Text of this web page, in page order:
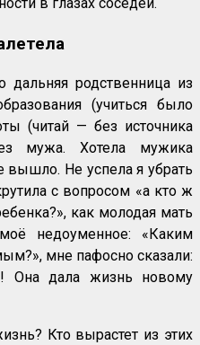
дальняя родственница из
(учиться было
(читай — без источника
мужа. Хотела мужика
вышло. Не успела я убрать
с вопросом «а кто ж
как молодая мать
недоуменное: «Каким
мне пафосно сказали:
Она дала жизнь новому
Кто вырастет из этих